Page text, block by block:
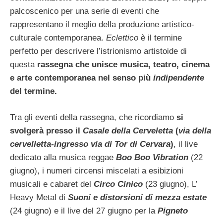
palcoscenico per una serie di eventi che
rappresentano il meglio della produzione artistico-
culturale contemporanea. Eclettico è il termine
perfetto per descrivere l’istrionismo artistoide di
questa rassegna che unisce musica, teatro, cinema
e arte contemporanea nel senso più indipendente
del termine.
Tra gli eventi della rassegna, che ricordiamo si
svolgerà presso il Casale della Cerveletta (via della
cervelletta-ingresso via di Tor di Cervara), il live
dedicato alla musica reggae Boo Boo Vibration (22
giugno), i numeri circensi miscelati a esibizioni
musicali e cabaret del Circo Cinico (23 giugno), L’
Heavy Metal di Suoni e distorsioni di mezza estate
(24 giugno) e il live del 27 giugno per la Pigneto